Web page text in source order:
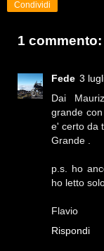
Condividi
1 commento:
Fede 3
Dai
grande
e' certo da
Grande .
p.s. ho
ho letto
Flavio
Rispondi